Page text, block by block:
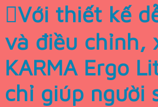
Với thiết kế
và điều chỉnh,
KARMA Ergo
chỉ giúp người